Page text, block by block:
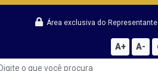
Área exclusiva do Representante
A+ A-